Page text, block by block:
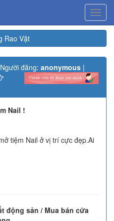
Rao Vặt
Người đăng: anonymous |
Nail !
tiệm Nail ở vị trí cực đẹp.Ai
động sản / Mua bán cửa